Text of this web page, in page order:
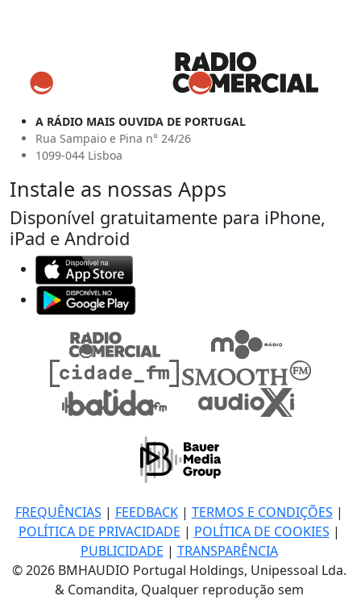
A RÁDIO MAIS OUVIDA DE PORTUGAL
Rua Sampaio e Pina n° 24/26
1099-044 Lisboa
Instale as nossas Apps
Disponível gratuitamente para iPhone,
iPad e Android
FREQUÊNCIAS | FEEDBACK| TERMOS E CONDIÇÕES |
POLÍTICA DE PRIVACIDADE | POLÍTICA DE COOKIES |
PUBLICIDADE | TRANSPARÊNCIA
© 2026 BMHAUDIO Portugal Holdings, Unipessoal Lda.
& Comandita, Qualquer reprodução sem